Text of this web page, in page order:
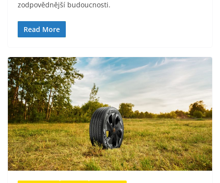
zodpovědnější budoucnosti.
Read More